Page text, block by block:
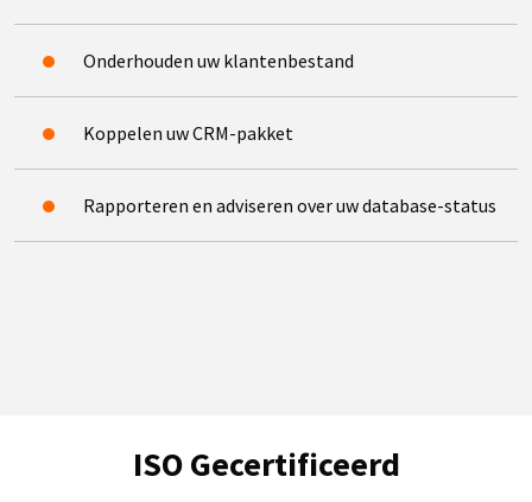
Onderhouden uw klantenbestand
Koppelen uw CRM-pakket
Rapporteren en adviseren over uw database-status
ISO Gecertificeerd